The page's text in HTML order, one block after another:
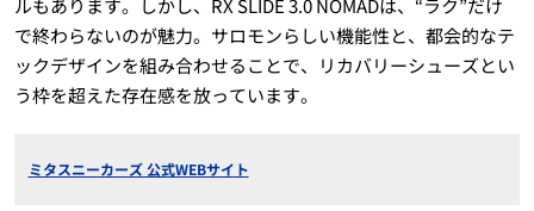
ルもあります。しかし、RX SLIDE 3.0 NOMADは、“ラク”だけ
で終わらないのが魅力。サロモンらしい機能性と、都会的なテ
ックデザインを組み合わせることで、リカバリーシューズとい
う枠を超えた存在感を放っています。
ミタスニーカーズ 公式WEBサイト